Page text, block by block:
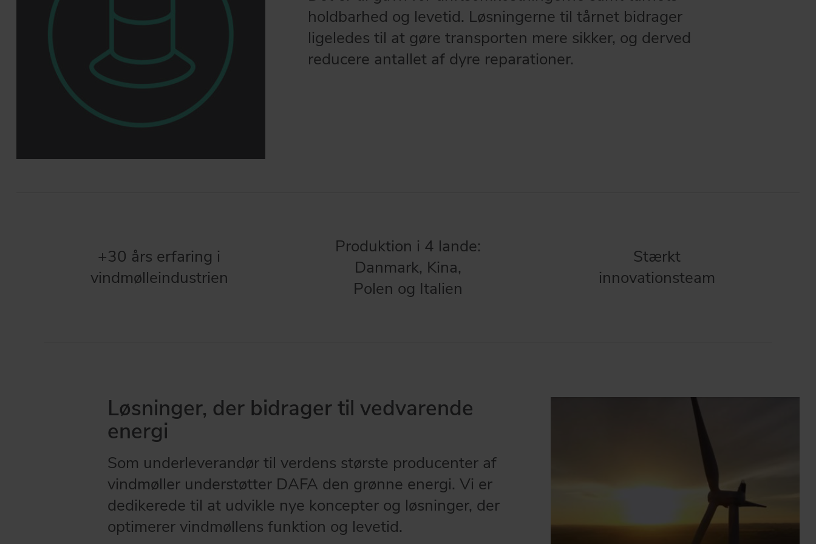
holdbarhed og levetid. Løsningerne til tårnet bidrager
ligeledes til at gøre transporten mere sikker, og derved
reducere antallet af dyre reparationer.
+30 års erfaring i
vindmølleindustrien
Produktion i 4 lande:
Danmark, Kina,
Polen og Italien
Stærkt
innovationsteam
Løsninger, der bidrager til vedvarende
energi
Som underleverandør til verdens største producenter af
vindmøller understøtter DAFA den grønne energi. Vi er
dedikerede til at udvikle nye koncepter og løsninger, der
optimerer vindmøllens funktion og levetid.